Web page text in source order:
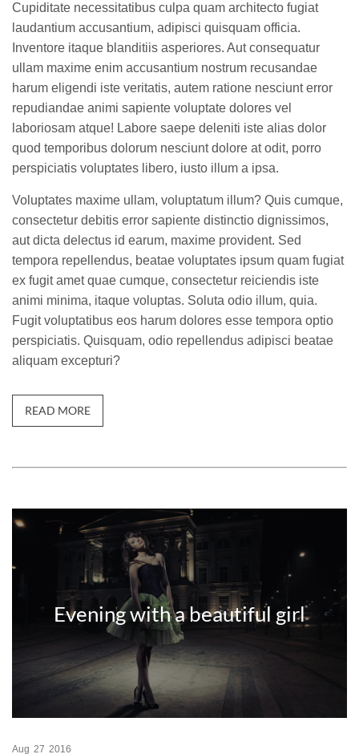
Cupiditate necessitatibus culpa quam architecto fugiat
laudantium accusantium, adipisci quisquam officia.
Inventore itaque blanditiis asperiores. Aut consequatur
ullam maxime enim accusantium nostrum recusandae
harum eligendi iste veritatis, autem ratione nesciunt error
repudiandae animi sapiente voluptate dolores vel
laboriosam atque! Labore saepe deleniti iste alias dolor
quod temporibus dolorum nesciunt dolore at odit, porro
perspiciatis voluptates libero, iusto illum a ipsa.
Voluptates maxime ullam, voluptatum illum? Quis cumque,
consectetur debitis error sapiente distinctio dignissimos,
aut dicta delectus id earum, maxime provident. Sed
tempora repellendus, beatae voluptates ipsum quam fugiat
ex fugit amet quae cumque, consectetur reiciendis iste
animi minima, itaque voluptas. Soluta odio illum, quia.
Fugit voluptatibus eos harum dolores esse tempora optio
perspiciatis. Quisquam, odio repellendus adipisci beatae
aliquam excepturi?
READ MORE
Evening with a beautiful girl
Aug 27 2016